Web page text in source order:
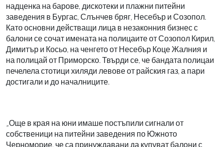
надценка на барове, дискотеки и плажни питейни
заведения в Бургас, Слънчев бряг, Несебър и Созопол.
Като основни действащи лица в незаконния бизнес с
балони се сочат имената на полицаите от Созопол Кирил,
Димитър и Косьо, на ченгето от Несебър Коце Жалния и
на полицай от Приморско. Твърди се, че бандата полицаи
печелела стотици хиляди левове от райския газ, а пари
достигали и до началниците.
„Още в края на юни имаше постъпили сигнали от
собственици на питейни заведения по Южното
Черноморие, че са принуждавани да купуват балони с